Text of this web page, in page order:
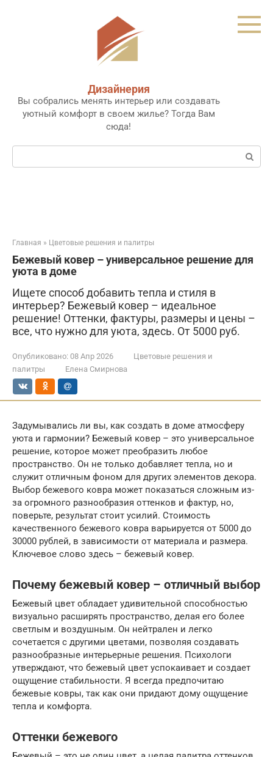
Дизайнерия
Вы собрались менять интерьер или создавать
уютный комфорт в своем жилье? Тогда Вам
сюда!
Поиск:
Главная » Цветовые решения и палитры
Бежевый ковер – универсальное решение для
уюта в доме
Ищете способ добавить тепла и стиля в
интерьер? Бежевый ковер – идеальное
решение! Оттенки, фактуры, размеры и цены –
все, что нужно для уюта, здесь. От 5000 руб.
Опубликовано: 08 Апр 2026
Цветовые решения и
палитры
Елена Смирнова
Задумывались ли вы, как создать в доме атмосферу
уюта и гармонии? Бежевый ковер – это универсальное
решение, которое может преобразить любое
пространство. Он не только добавляет тепла, но и
служит отличным фоном для других элементов декора.
Выбор бежевого ковра может показаться сложным из-
за огромного разнообразия оттенков и фактур, но,
поверьте, результат стоит усилий. Стоимость
качественного бежевого ковра варьируется от 5000 до
30000 рублей, в зависимости от материала и размера.
Ключевое слово здесь – бежевый ковер.
Почему бежевый ковер – отличный выбор
Бежевый цвет обладает удивительной способностью
визуально расширять пространство, делая его более
светлым и воздушным. Он нейтрален и легко
сочетается с другими цветами, позволяя создавать
разнообразные интерьерные решения. Психологи
утверждают, что бежевый цвет успокаивает и создает
ощущение стабильности. Я всегда предпочитаю
бежевые ковры, так как они придают дому ощущение
тепла и комфорта.
Оттенки бежевого